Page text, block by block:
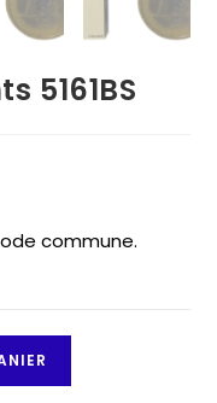
5161BS
commune.